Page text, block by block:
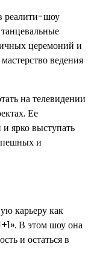
реалити-шоу
церемоний и
ведения
на телевидении
Ее
ярко выступать
и
карьеру как
В этом шоу она
и остаться в